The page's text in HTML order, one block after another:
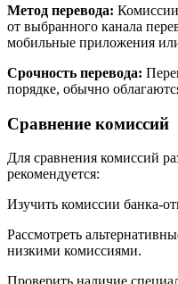
Метод перевода: Комиссии
от выбранного канала
мобильные приложения
Срочность перевода:
порядке, обычно
Сравнение комиссий
Для сравнения комиссий
рекомендуется:
Изучить комиссии банка-
Рассмотреть
низкими комиссиями.